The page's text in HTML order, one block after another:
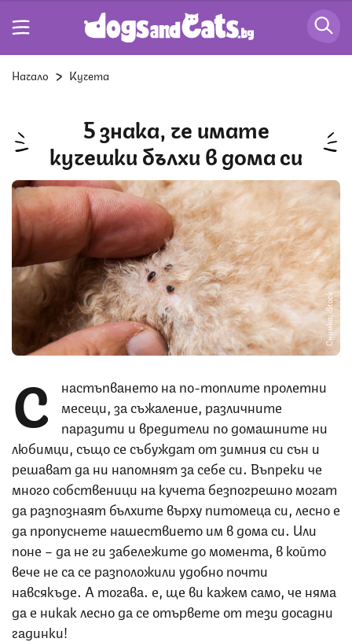
Начало Кучета
5 знака, че имате
кучешки бълхи в дома си
Снимка: iStock
С
настъпването на по-топлите пролетни
месеци, за съжаление, различните
паразити и вредители по домашните ни
любимци, също се събуждат от зимния си сън и
решават да ни напомнят за себе си. Въпреки че
много собственици на кучета безпогрешно могат
да разпознаят бълхите върху питомеца си, лесно е
да пропуснете нашествието им в дома си. Или
поне – да не ги забележите до момента, в който
вече не са се разположили удобно почти
навсякъде. А тогава… е, ще ви кажем само, че няма
да е никак лесно да се отървете от тези досадни
гадинки!